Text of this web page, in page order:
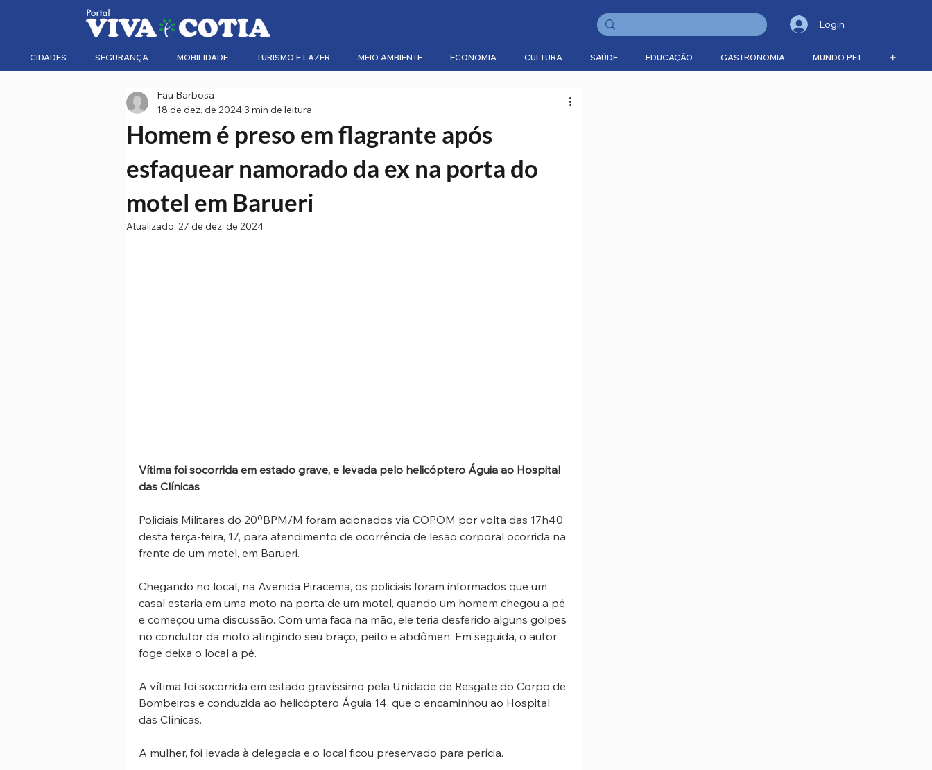
Login
CIDADES SEGURANÇA MOBILIDADE TURISMO E LAZER MEIO AMBIENTE ECONOMIA CULTURA SAÚDE EDUCAÇÃO GASTRONOMIA MUNDO PET ➕
Homem é preso em flagrante após
esfaquear namorado da ex na porta do
motel em Barueri
Fau Barbosa
18 de dez. de 20243 min de leitura
Atualizado: 27 de dez. de 2024
Vítima foi socorrida em estado grave, e levada pelo helicóptero Águia ao Hospital
das Clínicas
Policiais Militares do 20ºBPM/M foram acionados via COPOM por volta das 17h40
desta terça-feira, 17, para atendimento de ocorrência de lesão corporal ocorrida na
frente de um motel, em Barueri.
Chegando no local, na Avenida Piracema, os policiais foram informados que um
casal estaria em uma moto na porta de um motel, quando um homem chegou a pé
e começou uma discussão. Com uma faca na mão, ele teria desferido alguns golpes
no condutor da moto atingindo seu braço, peito e abdômen. Em seguida, o autor
foge deixa o local a pé.
A vítima foi socorrida em estado gravíssimo pela Unidade de Resgate do Corpo de
Bombeiros e conduzida ao helicóptero Águia 14, que o encaminhou ao Hospital
das Clínicas.
A mulher, foi levada à delegacia e o local ficou preservado para perícia.